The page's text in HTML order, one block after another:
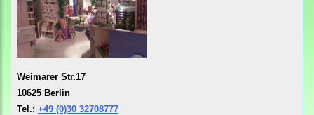
Weimarer Str.17
10625 Berlin
Tel.: +49 (0)30 32708777